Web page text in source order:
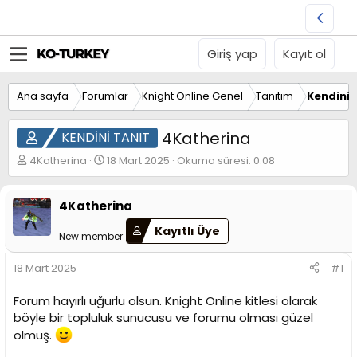
Giriş yap Kayıt ol
Ana sayfa Forumlar Knight Online Genel Tanıtım Kendini
KENDİNİ TANIT 4Katherina
K
o
u
y
u
ş
l
a
t
a
4Katherina
B
a
l
n
t
a
r
18 Mart 2025 Okuma süresi: 0:08
4Katherina
New member Kayıtlı Üye
18 Mart 2025 #1
Forum hayırlı uğurlu olsun. Knight Online kitlesi olarak
böyle bir topluluk sunucusu ve forumu olması güzel
olmuş.